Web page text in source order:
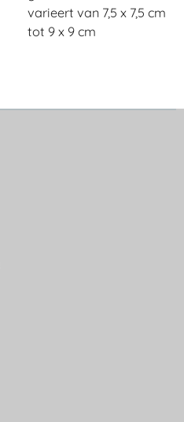
varieert van 7,5 x 7,5 cm
tot 9 x 9 cm